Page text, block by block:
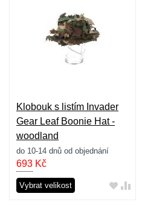
Klobouk s listím Invader
Gear Leaf Boonie Hat -
woodland
do 10-14 dnů od objednání
693 Kč
Vybrat velikost